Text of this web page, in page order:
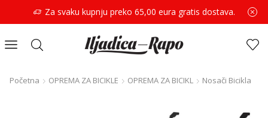
Za svaku kupnju preko 65,00 eura gratis dostava.
Početna OPREMA ZA BICIKLE OPREMA ZA BICIKL Nosači Bicikla